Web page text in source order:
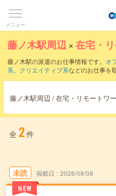
メニュー
藤ノ木駅周辺 ×在宅・
藤ノ木駅の派遣のお仕事情報です。 オ
系、 クリエイティブ系などのお仕事を
藤ノ木駅周辺 / 在宅・リモートワ
全 2件
未読
NEW
掲載日 2026/08/08